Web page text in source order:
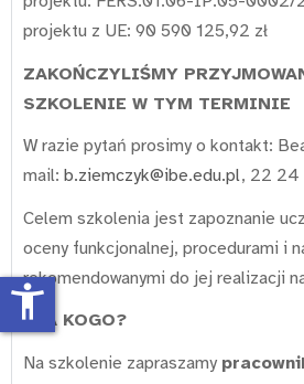
projektu z UE: 90 590 125,92 zł
ZAKOŃCZYLIŚMY
SZKOLENIE W TYM TERMINIE
W razie pytań prosimy o kontakt:
mail: b.ziemczyk@ibe.edu.pl, 22 24
Celem szkolenia jest zapoznanie
oceny funkcjonalnej, procedurami i
rekomendowanymi do jej realizacji
DLA KOGO?
Na szkolenie zapraszamy
accessibility_new